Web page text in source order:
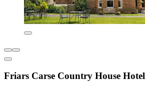
Friars Carse Country House Hotel